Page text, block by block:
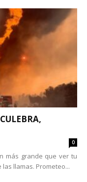
0
más grande que ver tu
llamas. Prometeo...